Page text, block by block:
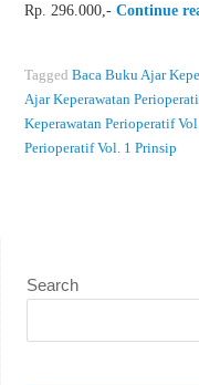
Rp. 296.000,- Continue
Tagged Baca Buku Ajar
Ajar Keperawatan
Keperawatan Perioperatif
Perioperatif Vol. 1 Prinsip
Search